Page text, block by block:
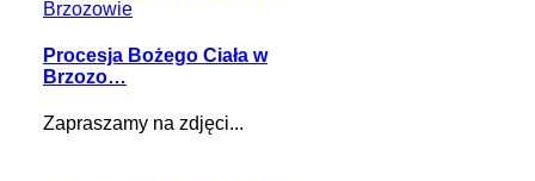
Procesja Bożego Ciała w
Brzozo…
Zapraszamy na zdjęci...